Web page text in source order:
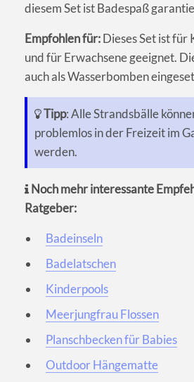
diesem Set ist Badespaß
Empfohlen für:Dieses Set ist für
und für Erwachsene geeignet.
auch als Wasserbomben
Tipp: Alle Strandsbälle
problemlos in der Freizeit im
werden.
Noch mehr interessante
Ratgeber:
Badeinseln
Badelatschen
Kinderpools
Meerjungfrau Flossen
Planschbecken für Babies
Outdoor Hängematte